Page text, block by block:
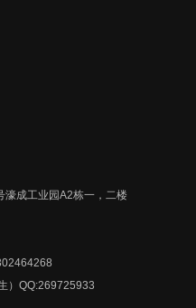
濠成工业园A2栋一，二楼
）QQ:269725933